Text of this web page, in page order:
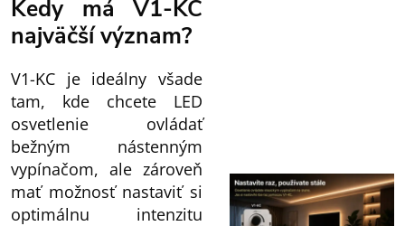
Kedy má V1-KC
najväčší význam?
V1-KC je ideálny všade
tam, kde chcete LED
osvetlenie ovládať
bežným nástenným
vypínačom, ale zároveň
mať možnosť nastaviť si
optimálnu intenzitu